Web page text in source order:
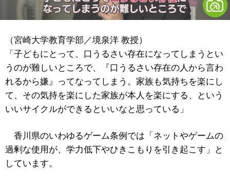
（宮崎大学教育学部／境泉洋 教授）
「子どもにとって、口うるさい存在になってしまうとい
うのが難しいところで、『口うるさい存在の人から言わ
れるから嫌』ってなってしまう。家族も気持ちを楽にし
て、その気持を楽にした家族が本人を楽にする、という
いいサイクルができるといいなと思っている」
香川県のいわゆるゲーム条例では「ネットやゲームの
過剰な使用が、学力低下やひきこもりを引き起こす」と
しています。